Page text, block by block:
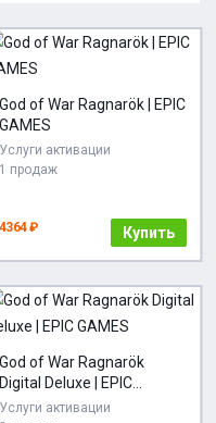
God of War Ragnarök | EPIC
GAMES
Услуги активации
1 продаж
4364 ₽ Купить
God of War Ragnarök
Digital Deluxe | EPIC
GAMES
Услуги активации